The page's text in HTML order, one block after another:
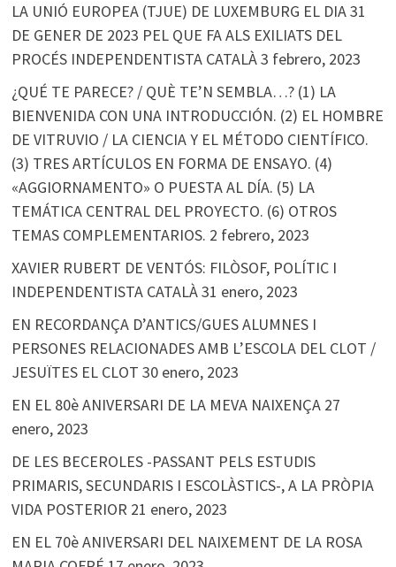
LA UNIÓ EUROPEA (TJUE) DE LUXEMBURG EL DIA 31
DE GENER DE 2023 PEL QUE FA ALS EXILIATS DEL
PROCÉS INDEPENDENTISTA CATALÀ3 febrero, 2023
¿QUÉ TE PARECE? / QUÈ TE’N SEMBLA…? (1) LA
BIENVENIDA CON UNA INTRODUCCIÓN. (2) EL HOMBRE
DE VITRUVIO / LA CIENCIA Y EL MÉTODO CIENTÍFICO.
(3) TRES ARTÍCULOS EN FORMA DE ENSAYO. (4)
«AGGIORNAMENTO» O PUESTA AL DÍA. (5) LA
TEMÁTICA CENTRAL DEL PROYECTO. (6) OTROS
TEMAS COMPLEMENTARIOS. 2 febrero, 2023
XAVIER RUBERT DE VENTÓS: FILÒSOF, POLÍTIC I
INDEPENDENTISTA CATALÀ31 enero, 2023
EN RECORDANÇA D’ANTICS/GUES ALUMNES I
PERSONES RELACIONADES AMB L’ESCOLA DEL CLOT /
JESUÏTES EL CLOT 30 enero, 2023
EN EL 80è ANIVERSARI DE LA MEVA NAIXENÇA 27
enero, 2023
DE LES BECEROLES -PASSANT PELS ESTUDIS
PRIMARIS, SECUNDARIS I ESCOLÀSTICS-, A LA PRÒPIA
VIDA POSTERIOR 21 enero, 2023
EN EL 70è ANIVERSARI DEL NAIXEMENT DE LA ROSA